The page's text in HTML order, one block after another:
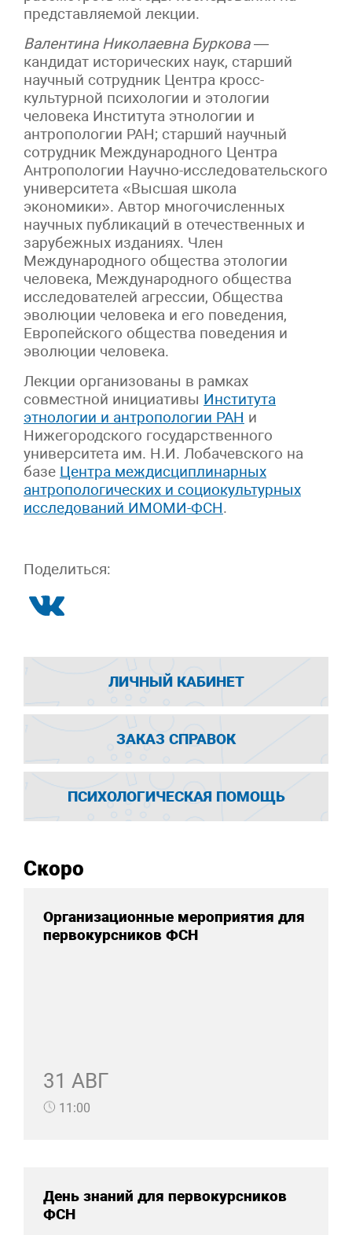
представляемой лекции.
Валентина Николаевна Буркова—
кандидат исторических наук, старший
научный сотрудник Центра кросс-
культурной психологии и этологии
человека Института этнологии и
антропологии РАН; старший научный
сотрудник Международного Центра
Антропологии Научно-исследовательского
университета «Высшая школа
экономики». Автор многочисленных
научных публикаций в отечественных и
зарубежных изданиях. Член
Международного общества этологии
человека, Международного общества
исследователей агрессии, Общества
эволюции человека и его поведения,
Европейского общества поведения и
эволюции человека.
Лекции организованы в рамках
совместной инициативы Института
этнологии и антропологии РАН и
Нижегородского государственного
университета им. Н.И. Лобачевского на
базе Центра междисциплинарных
антропологических и социокультурных
исследований ИМОМИ-ФСН.
Поделиться:
ЛИЧНЫЙ КАБИНЕТ
ЗАКАЗ СПРАВОК
ПСИХОЛОГИЧЕСКАЯ ПОМОЩЬ
Скоро
Организационные мероприятия для
первокурсников ФСН
31 АВГ
11:00
День знаний для первокурсников
ФСН